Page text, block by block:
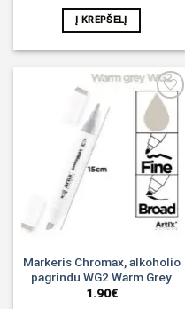
Į KREPŠELĮ
Noriu!
Markeris Chromax, alkoholio
pagrindu WG2 Warm Grey
1.90€